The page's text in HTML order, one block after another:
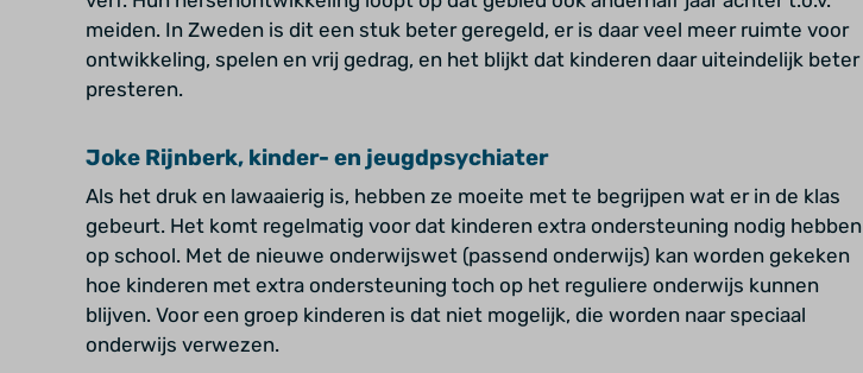
meiden. In Zweden is dit een stuk beter geregeld, er is daar veel meer ruimte voor
ontwikkeling, spelen en vrij gedrag, en het blijkt dat kinderen daar uiteindelijk beter
presteren.
Joke Rijnberk, kinder- en jeugdpsychiater
Als het druk en lawaaierig is, hebben ze moeite met te begrijpen wat er in de klas
gebeurt. Het komt regelmatig voor dat kinderen extra ondersteuning nodig hebben
op school. Met de nieuwe onderwijswet (passend onderwijs) kan worden gekeken
hoe kinderen met extra ondersteuning toch op het reguliere onderwijs kunnen
blijven. Voor een groep kinderen is dat niet mogelijk, die worden naar speciaal
onderwijs verwezen.